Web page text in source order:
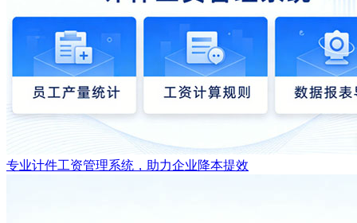
专业计件工资管理系统，助力企业降本提效